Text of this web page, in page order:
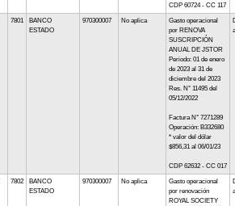
CDP 60724 - CC 117
7801
BANCO
ESTADO
970300007 No aplica
Gasto operacional
por RENOVA
SUSCRIPCIÓN
ANUAL DE JSTOR
Periodo: 01 de enero
de 2023 al 31 de
diciembre del 2023
Res. N° 11495 del
05/12/2022
Factura N° 7271289
Operación: B332680
* valor del dólar
$856,31 al 06/01/23
CDP 62632 - CC 017
7802
BANCO
ESTADO
970300007 No aplica
Gasto operacional
por renovación
ROYAL SOCIETY